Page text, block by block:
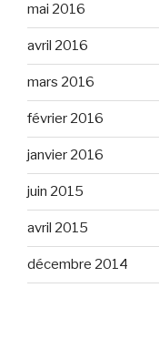
mai 2016
avril 2016
mars 2016
février 2016
janvier 2016
juin 2015
avril 2015
décembre 2014